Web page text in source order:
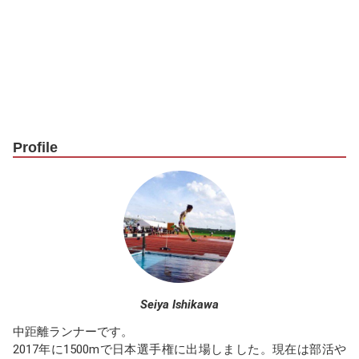
Profile
Seiya Ishikawa
中距離ランナーです。
2017年に1500mで日本選手権に出場しました。現在は部活や